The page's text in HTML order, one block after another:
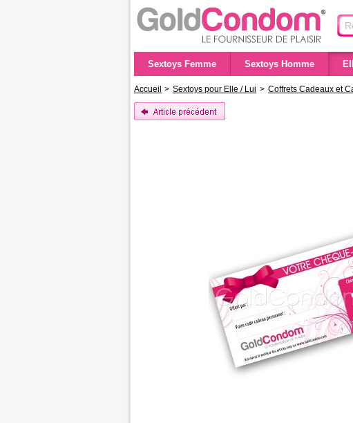
Sextoys Femme Sextoys Homme
Accueil > Sextoys pour Elle / Lui > Coffrets Cadeaux et